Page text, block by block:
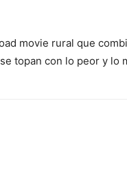
movie rural que
topan con lo peor y lo